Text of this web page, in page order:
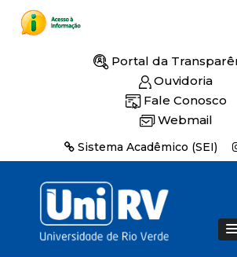
Portal da
Ouvidoria
Fale Conosco
Webmail
Sistema Acadêmico (SEI)